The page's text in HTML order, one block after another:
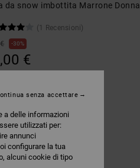
da snow imbottita Marrone Donna
(1 Recensioni)
30%
€
a delle informazioni
utilizzati per:
annunci
configurare la tua
alcuni cookie di tipo
senza accettare